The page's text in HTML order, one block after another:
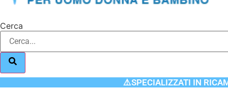
Cerca
⚠️SPECIALIZZATI IN